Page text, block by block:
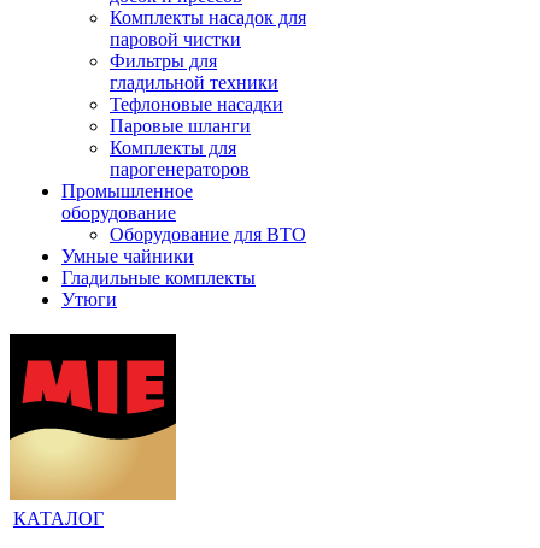
Комплекты насадок для
паровой чистки
Фильтры для
гладильной техники
Тефлоновые насадки
Паровые шланги
Комплекты для
парогенераторов
Промышленное
оборудование
Оборудование для ВТО
Умные чайники
Гладильные комплекты
Утюги
КАТАЛОГ